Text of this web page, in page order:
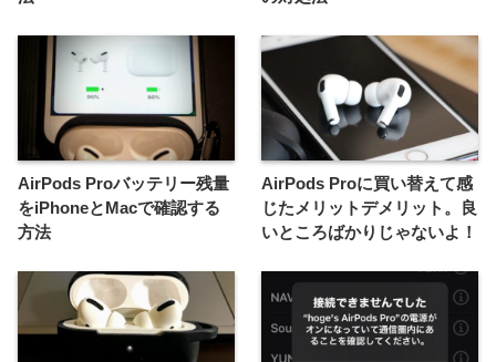
AirPods Proバッテリー残量
をiPhoneとMacで確認する
方法
AirPods Proに買い替えて感
じたメリットデメリット。良
いところばかりじゃないよ！